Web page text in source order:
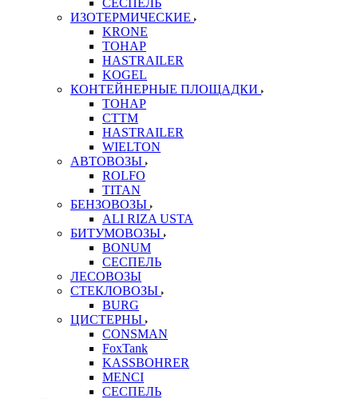
СЕСПЕЛЬ
ИЗОТЕРМИЧЕСКИЕ
KRONE
ТОНАР
HASTRAILER
KOGEL
КОНТЕЙНЕРНЫЕ ПЛОЩАДКИ
ТОНАР
CTTM
HASTRAILER
WIELTON
АВТОВОЗЫ
ROLFO
TITAN
БЕНЗОВОЗЫ
ALI RIZA USTA
БИТУМОВОЗЫ
BONUM
СЕСПЕЛЬ
ЛЕСОВОЗЫ
СТЕКЛОВОЗЫ
BURG
ЦИСТЕРНЫ
CONSMAN
FoxTank
KASSBOHRER
MENCI
СЕСПЕЛЬ